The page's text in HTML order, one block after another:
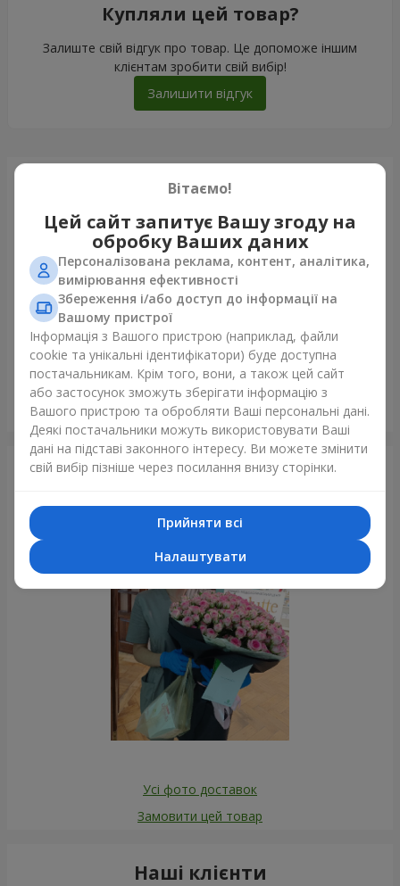
Купляли цей товар?
Залиште свій відгук про товар. Це допоможе іншим
клієнтам зробити свій вибір!
Залишити відгук
Щойно доставили
Букет "Каїр"
Львів
Фотогалерея
Усі фото доставок
Замовити цей товар
Наші клієнти
Вітаємо!
Цей сайт запитує Вашу згоду на
обробку Ваших даних
Персоналізована реклама, контент, аналітика,
вимірювання ефективності
Збереження і/або доступ до інформації на
Вашому пристрої
Інформація з Вашого пристрою (наприклад, файли
cookie та унікальні ідентифікатори) буде доступна
постачальникам. Крім того, вони, а також цей сайт
або застосунок зможуть зберігати інформацію з
Вашого пристрою та обробляти Ваші персональні дані.
Деякі постачальники можуть використовувати Ваші
дані на підставі законного інтересу. Ви можете змінити
свій вибір пізніше через посилання внизу сторінки.
Прийняти всі
Налаштувати